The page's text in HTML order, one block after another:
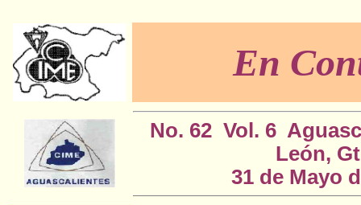
En
No. 62 Vol. 6
León,
31 de Mayo